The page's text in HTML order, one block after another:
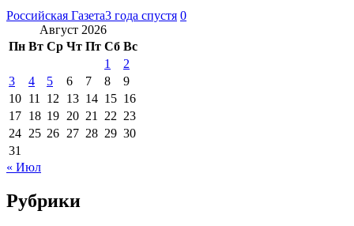
Российская Газета3 года спустя 0
Август 2026
Пн Вт Ср Чт Пт Сб Вс
1
2
3
4 5 6 7 8
9
10 11 12 13 14 15 16
17 18 19 20 21 22 23
24 25 26 27 28 29 30
31
« Июл
Рубрики